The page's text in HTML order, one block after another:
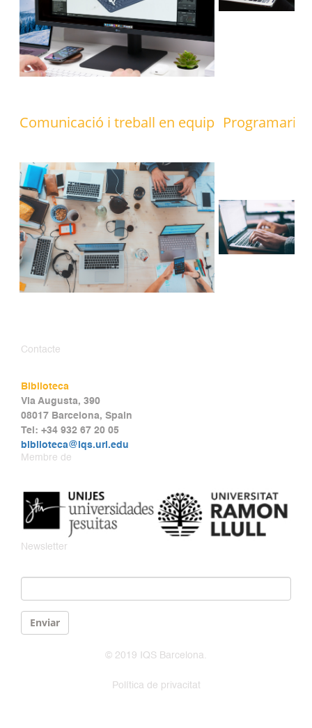
Comunicació i treball en equip Programari
Contacte
Biblioteca
Via Augusta, 390
08017 Barcelona, Spain
Tel: +34 932 67 20 05
biblioteca@iqs.url.edu
Membre de
Newsletter
Enviar
© 2019 IQS Barcelona.
Política de privacitat